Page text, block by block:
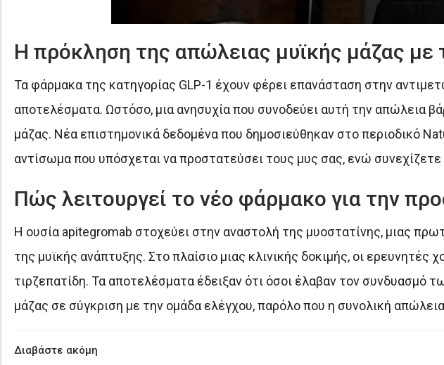
Η πρόκληση της απώλειας μυϊκής μάζας με
Τα φάρμακα της κατηγορίας GLP-1 έχουν φέρει επανάσταση στην
αποτελέσματα. Ωστόσο, μια ανησυχία που συνοδεύει αυτή την απώλεια
μάζας. Νέα επιστημονικά δεδομένα που δημοσιεύθηκαν στο περιοδικό
αντίσωμα που υπόσχεται να προστατεύσει τους μυς σας, ενώ συνεχίζετε
Πώς λειτουργεί το νέο φάρμακο για την
Η ουσία apitegromab στοχεύει στην αναστολή της μυοστατίνης, μιας
της μυϊκής ανάπτυξης. Στο πλαίσιο μιας κλινικής δοκιμής, οι
τιρζεπατίδη. Τα αποτελέσματα έδειξαν ότι όσοι έλαβαν τον συνδυασμό
μάζας σε σύγκριση με την ομάδα ελέγχου, παρόλο που η συνολική
Διαβάστε ακόμη